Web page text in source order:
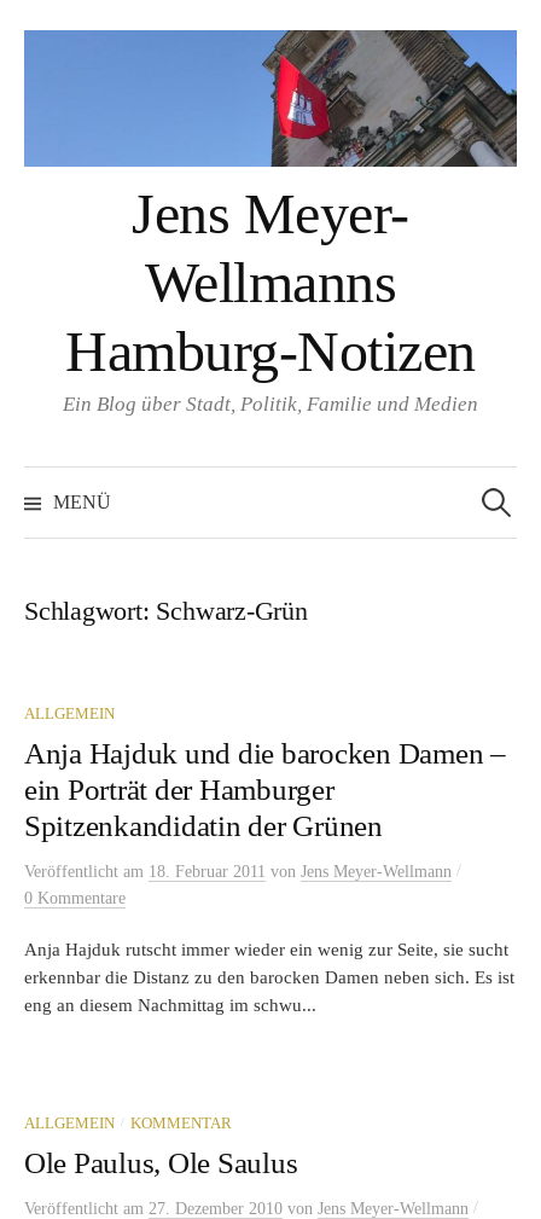
Jens Meyer-
Wellmanns
Hamburg-Notizen
Ein Blog über Stadt, Politik, Familie und Medien
MENÜ
nach:
Schlagwort: Schwarz-Grün
ALLGEMEIN
Anja Hajduk und die barocken Damen –
ein Porträt der Hamburger
Spitzenkandidatin der Grünen
Veröffentlicht am 18. Februar 2011 von Jens Meyer-Wellmann /
0 Kommentare
Anja Hajduk rutscht immer wieder ein wenig zur Seite, sie sucht
erkennbar die Distanz zu den barocken Damen neben sich. Es ist
eng an diesem Nachmittag im schwu...
ALLGEMEIN / KOMMENTAR
Ole Paulus, Ole Saulus
Veröffentlicht am 27. Dezember 2010 von Jens Meyer-Wellmann /